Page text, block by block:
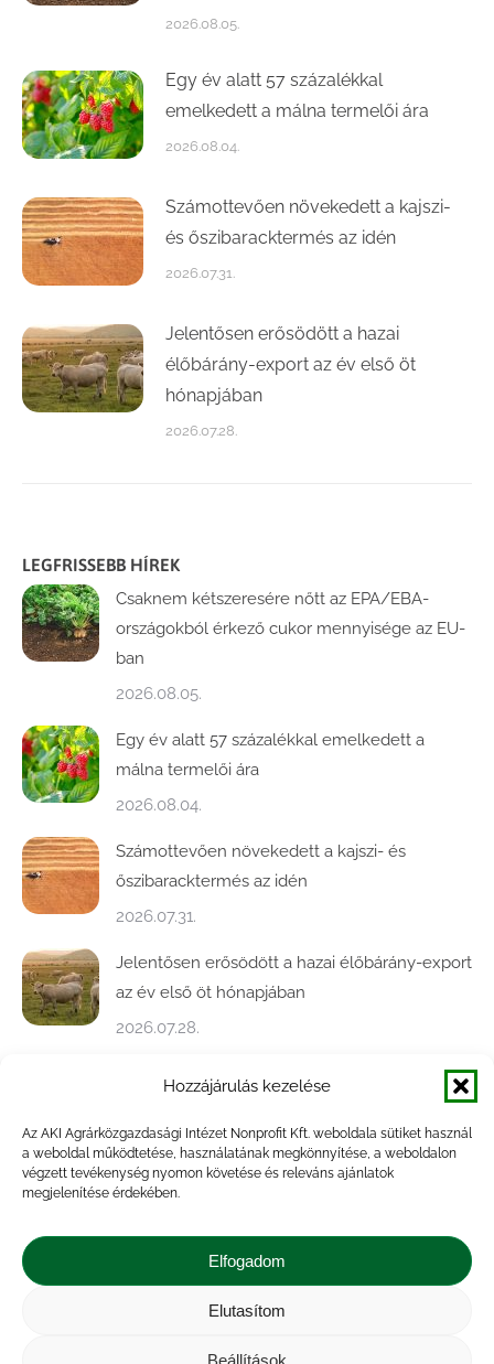
Hozzájárulás kezelése
Az AKI Agrárközgazdasági Intézet Nonprofit Kft. weboldala sütiket használ
a weboldal működtetése, használatának megkönnyítése, a weboldalon
végzett tevékenység nyomon követése és releváns ajánlatok
megjelenítése érdekében.
Elfogadom
Elutasítom
Beállítások
2026.08.05.
Egy év alatt 57 százalékkal
emelkedett a málna termelői ára
2026.08.04.
Számottevően növekedett a kajszi-
és őszibaracktermés az idén
2026.07.31.
Jelentősen erősödött a hazai
élőbárány-export az év első öt
hónapjában
2026.07.28.
LEGFRISSEBB HÍREK
Csaknem kétszeresére nőtt az EPA/EBA-
országokból érkező cukor mennyisége az EU-
ban
2026.08.05.
Egy év alatt 57 százalékkal emelkedett a
málna termelői ára
2026.08.04.
Számottevően növekedett a kajszi- és
őszibaracktermés az idén
2026.07.31.
Jelentősen erősödött a hazai élőbárány-export
az év első öt hónapjában
2026.07.28.
Közel ötödével bővült a baromfivágás
2026.07.28.
A végéhez közelít az őszi búza betakarítása
Kapcsolat |